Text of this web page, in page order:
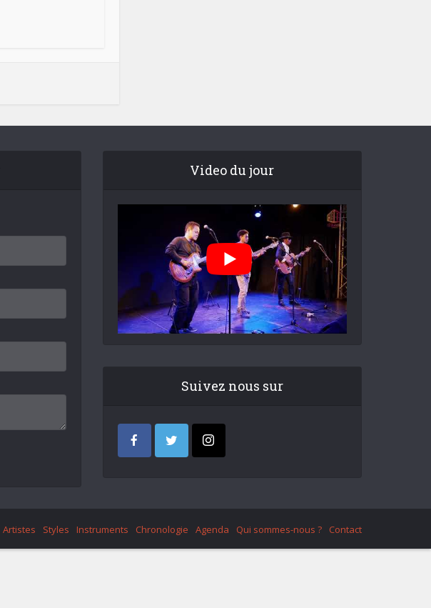
Video du jour
Suivez nous sur
Artistes Styles Instruments Chronologie Agenda Qui sommes-nous ? Contact